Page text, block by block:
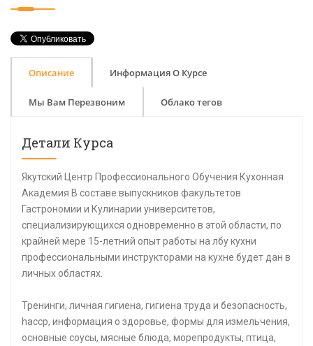
Описание Информация О Курсе
Мы Вам Перезвоним Облако тегов
Детали Курса
Якутский Центр Профессионального Обучения Кухонная
Академия В составе выпускников факультетов
Гастрономии и Кулинарии университетов,
специализирующихся одновременно в этой области, по
крайней мере 15-летний опыт работы на лбу кухни
профессиональными инструкторами на кухне будет дан в
личных областях.
Тренинги, личная гигиена, гигиена труда и безопасность,
haccp, информация о здоровье, формы для измельчения,
основные соусы, мясные блюда, морепродукты, птица,